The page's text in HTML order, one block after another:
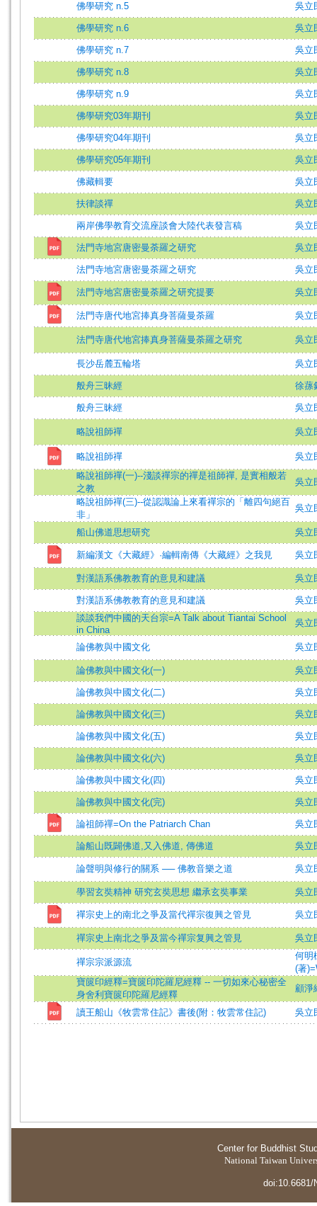
佛學研究 n.5 吳立
佛學研究 n.6 吳立
佛學研究 n.7 吳立
佛學研究 n.8 吳立
佛學研究 n.9 吳立
佛學研究03年期刊 吳立
佛學研究04年期刊 吳立
佛學研究05年期刊 吳立
佛藏輯要 吳立
扶律談禪 吳立
兩岸佛學教育交流座談會大陸代表發言稿 吳立
法門寺地宮唐密曼荼羅之研究 吳立
法門寺地宮唐密曼荼羅之研究 吳立
法門寺地宮唐密曼荼羅之研究提要 吳立
法門寺唐代地宮捧真身菩薩曼荼羅 吳立
法門寺唐代地宮捧真身菩薩曼荼羅之研究 吳立
長沙岳麓五輪塔 吳立
般舟三昧經 徐蓀
般舟三昧經 吳立
略說祖師禪 吳立
略說祖師禪
吳立
略說祖師禪(一)--淺談禪宗的禪是祖師禪, 是實相般若
之教
吳立
略說祖師禪(三)--從認識論上來看禪宗的「離四句絕百
非」
吳立
船山佛道思想研究 吳立
新編漢文《大藏經》·編輯南傳《大藏經》之我見 吳立
對漢語系佛教教育的意見和建議 吳立
對漢語系佛教教育的意見和建議
吳立
談談我們中國的天台宗=A Talk about Tiantai School
in China
吳立
論佛教與中國文化 吳立
論佛教與中國文化(一) 吳立
論佛教與中國文化(二) 吳立
論佛教與中國文化(三) 吳立
論佛教與中國文化(五) 吳立
論佛教與中國文化(六) 吳立
論佛教與中國文化(四) 吳立
論佛教與中國文化(完) 吳立
論祖師禪=On the Patriarch Chan 吳立
論船山既闢佛道,又入佛道, 傳佛道 吳立
論聲明與修行的關系 ── 佛教音樂之道 吳立
學習玄奘精神 研究玄奘思想 繼承玄奘事業 吳立
禪宗史上的南北之爭及當代禪宗復興之管見 吳立
禪宗史上南北之爭及當今禪宗复興之管見 吳立
禪宗宗派源流
何明
(著
寶篋印經釋=寶篋印陀羅尼經釋 -- 一切如來心秘密全
身舍利寶篋印陀羅尼經釋
顧淨
讀王船山《牧雲常住記》書後(附：牧雲常住記) 吳立
Center for Buddhist
National Taiwan
doi:10.6681/